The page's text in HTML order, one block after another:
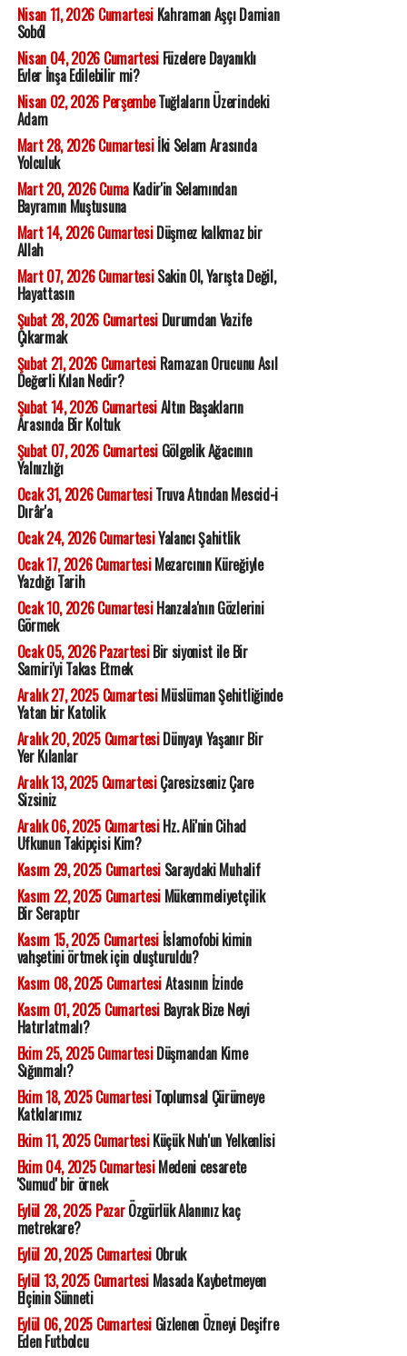
Nisan 11, 2026 CumartesiKahraman Aşçı Damian
Soból
Nisan 04, 2026 CumartesiFüzelere Dayanıklı
Evler İnşa Edilebilir mi?
Nisan 02, 2026 PerşembeTuğlaların Üzerindeki
Adam
Mart 28, 2026 Cumartesiİki Selam Arasında
Yolculuk
Mart 20, 2026 CumaKadir'in Selamından
Bayramın Muştusuna
Mart 14, 2026 CumartesiDüşmez kalkmaz bir
Allah
Mart 07, 2026 CumartesiSakin Ol, Yarışta Değil,
Hayattasın
Şubat 28, 2026 CumartesiDurumdan Vazife
Çıkarmak
Şubat 21, 2026 CumartesiRamazan Orucunu Asıl
Değerli Kılan Nedir?
Şubat 14, 2026 CumartesiAltın Başakların
Arasında Bir Koltuk
Şubat 07, 2026 CumartesiGölgelik Ağacının
Yalnızlığı
Ocak 31, 2026 CumartesiTruva Atından Mescid-i
Dırâr'a
Ocak 24, 2026 CumartesiYalancı Şahitlik
Ocak 17, 2026 CumartesiMezarcının Küreğiyle
Yazdığı Tarih
Ocak 10, 2026 CumartesiHanzala'nın Gözlerini
Görmek
Ocak 05, 2026 PazartesiBir siyonist ile Bir
Samiri'yi Takas Etmek
Aralık 27, 2025 CumartesiMüslüman Şehitliğinde
Yatan bir Katolik
Aralık 20, 2025 CumartesiDünyayı Yaşanır Bir
Yer Kılanlar
Aralık 13, 2025 CumartesiÇaresizseniz Çare
Sizsiniz
Aralık 06, 2025 CumartesiHz. Ali'nin Cihad
Ufkunun Takipçisi Kim?
Kasım 29, 2025 CumartesiSaraydaki Muhalif
Kasım 22, 2025 CumartesiMükemmeliyetçilik
Bir Seraptır
Kasım 15, 2025 Cumartesiİslamofobi kimin
vahşetini örtmek için oluşturuldu?
Kasım 08, 2025 CumartesiAtasının İzinde
Kasım 01, 2025 CumartesiBayrak Bize Neyi
Hatırlatmalı?
Ekim 25, 2025 CumartesiDüşmandan Kime
Sığınmalı?
Ekim 18, 2025 CumartesiToplumsal Çürümeye
Katkılarımız
Ekim 11, 2025 CumartesiKüçük Nuh'un Yelkenlisi
Ekim 04, 2025 CumartesiMedeni cesarete
'Sumud' bir örnek
Eylül 28, 2025 PazarÖzgürlük Alanınız kaç
metrekare?
Eylül 20, 2025 CumartesiObruk
Eylül 13, 2025 CumartesiMasada Kaybetmeyen
Elçinin Sünneti
Eylül 06, 2025 CumartesiGizlenen Özneyi Deşifre
Eden Futbolcu